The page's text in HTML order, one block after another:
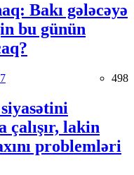
Bakı gələcəyə
bu günün
498
çalışır, lakin
problemləri